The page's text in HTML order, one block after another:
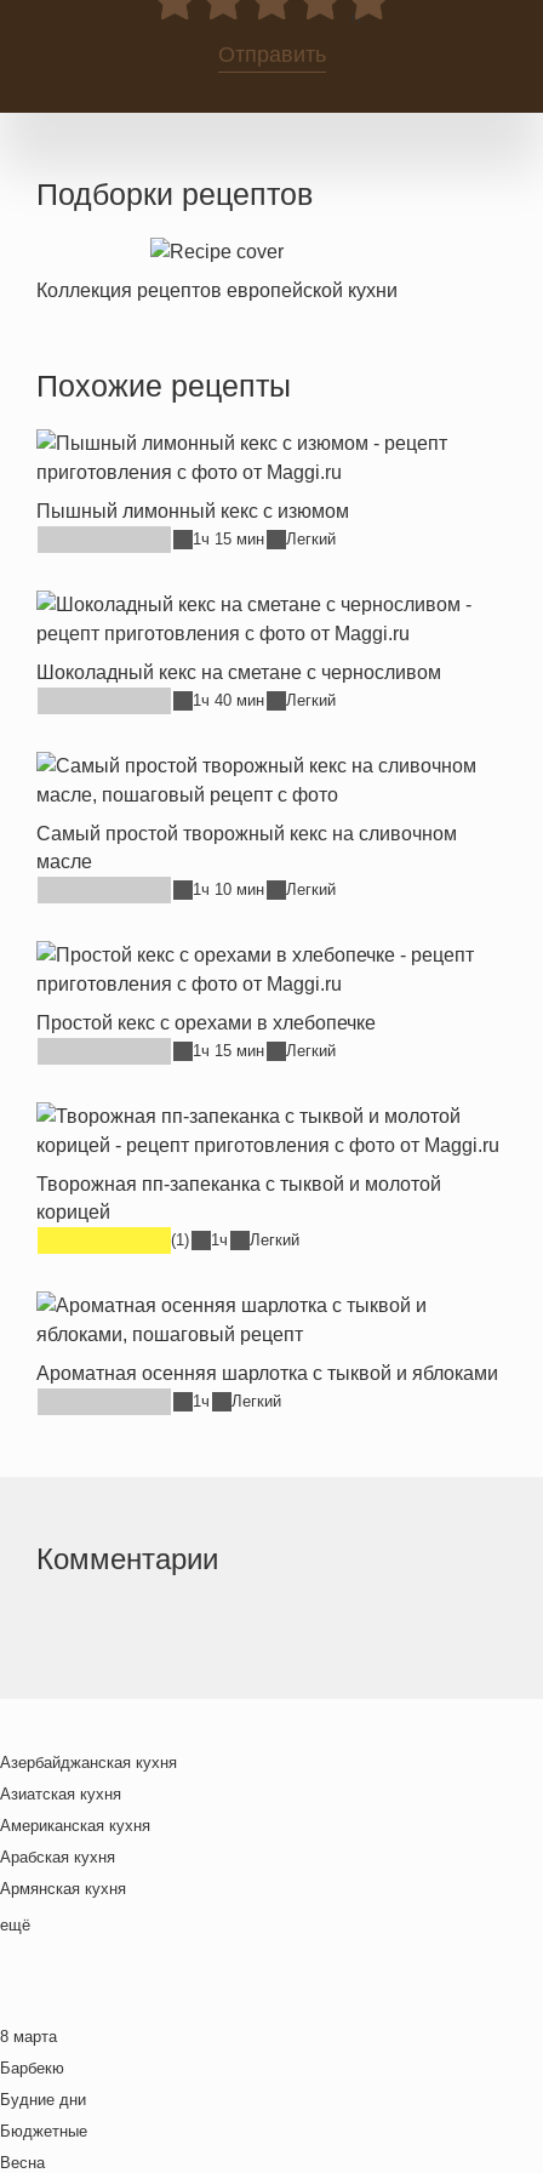
0
Отправить
Подборки рецептов
Коллекция рецептов европейской кухни
Похожие рецепты
Пышный лимонный кекс с изюмом
1ч 15 мин Легкий
Шоколадный кекс на сметане с черносливом
1ч 40 мин Легкий
Самый простой творожный кекс на сливочном
масле
1ч 10 мин Легкий
Простой кекс с орехами в хлебопечке
1ч 15 мин Легкий
Творожная пп-запеканка с тыквой и молотой
корицей
(1) 1ч Легкий
Ароматная осенняя шарлотка с тыквой и яблоками
1ч Легкий
Комментарии
Азербайджанская кухня
Азиатская кухня
Американская кухня
Арабская кухня
Армянская кухня
Белорусская
Венгерская кухня
Греческая кухня
Грузинская кухня
Еврейская кухня
ещё
8 марта
Барбекю
Будние дни
Бюджетные
Весна